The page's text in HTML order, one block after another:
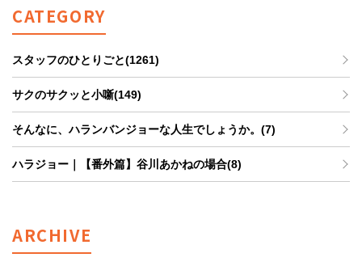
CATEGORY
スタッフのひとりごと(1261)
サクのサクッと小噺(149)
そんなに、ハランバンジョーな人生でしょうか。(7)
ハラジョー｜【番外篇】谷川あかねの場合(8)
ARCHIVE